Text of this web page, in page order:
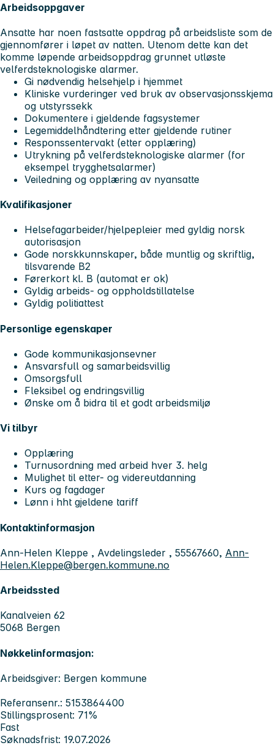
Arbeidsoppgaver
Ansatte har noen fastsatte oppdrag på arbeidsliste som de
gjennomfører i løpet av natten. Utenom dette kan det
komme løpende arbeidsoppdrag grunnet utløste
velferdsteknologiske alarmer.
Gi nødvendig helsehjelp i hjemmet
Kliniske vurderinger ved bruk av observasjonsskjema
og utstyrssekk
Dokumentere i gjeldende fagsystemer
Legemiddelhåndtering etter gjeldende rutiner
Responssentervakt (etter opplæring)
Utrykning på velferdsteknologiske alarmer (for
eksempel trygghetsalarmer)
Veiledning og opplæring av nyansatte
Kvalifikasjoner
Helsefagarbeider/hjelpepleier med gyldig norsk
autorisasjon
Gode norskkunnskaper, både muntlig og skriftlig,
tilsvarende B2
Førerkort kl. B (automat er ok)
Gyldig arbeids- og oppholdstillatelse
Gyldig politiattest
Personlige egenskaper
Gode kommunikasjonsevner
Ansvarsfull og samarbeidsvillig
Omsorgsfull
Fleksibel og endringsvillig
Ønske om å bidra til et godt arbeidsmiljø
Vi tilbyr
Opplæring
Turnusordning med arbeid hver 3. helg
Mulighet til etter- og videreutdanning
Kurs og fagdager
Lønn i hht gjeldene tariff
Kontaktinformasjon
Ann-Helen Kleppe , Avdelingsleder , 55567660, Ann-
Helen.Kleppe@bergen.kommune.no
Arbeidssted
Kanalveien 62
5068 Bergen
Nøkkelinformasjon:
Arbeidsgiver: Bergen kommune
Referansenr.: 5153864400
Stillingsprosent: 71%
Fast
Søknadsfrist: 19.07.2026